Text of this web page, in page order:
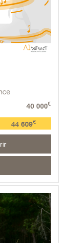
40 000€
44 609€